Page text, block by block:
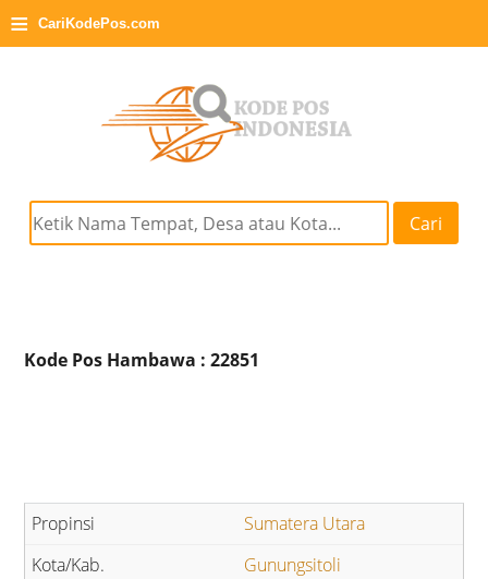
≡ CariKodePos.com
Cari
Kode Pos Hambawa : 22851
Sumatera Utara
Gunungsitoli